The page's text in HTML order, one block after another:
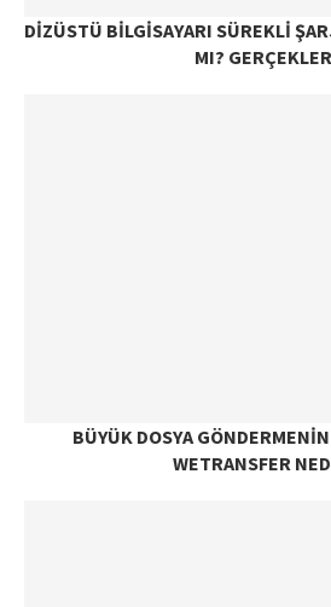
DIZÜSTÜ BILGISAYARI SÜREKLI
MI?
BÜYÜK DOSYA
WETRANSFER